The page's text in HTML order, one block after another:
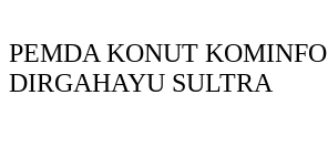
PEMDA KONUT KOMINFO
DIRGAHAYU SULTRA